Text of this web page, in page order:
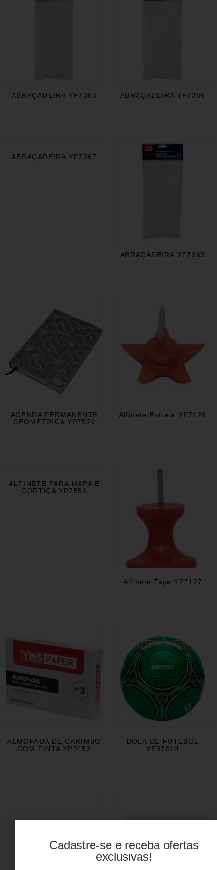
ABRAÇADEIRA YP7363 ABRAÇADEIRA YP7365
ABRAÇADEIRA YP7367
ABRAÇADEIRA YP7369
AGENDA PERMANENTE
GEOMÉTRICA YP7520
Alfinete Estrela YP7128
ALFINETE PARA MAPA E
CORTIÇA YP7551
Alfinete Taça YP7127
ALMOFADA DE CARIMBO
COM TINTA YP7453
BOLA DE FUTEBOL
YS37010
Cadastre-se e receba ofertas
exclusivas!